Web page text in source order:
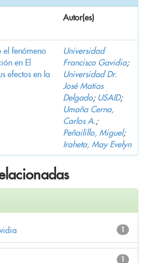
Autor(es)
el fenómeno
en El
efectos en la
Universidad
Francisco Gavidia;
Universidad Dr.
José Matías
Delgado; USAID;
Umaña Cerna,
Carlos A.;
Peñailillo, Miguel;
Iraheta, May Evelyn
1
1